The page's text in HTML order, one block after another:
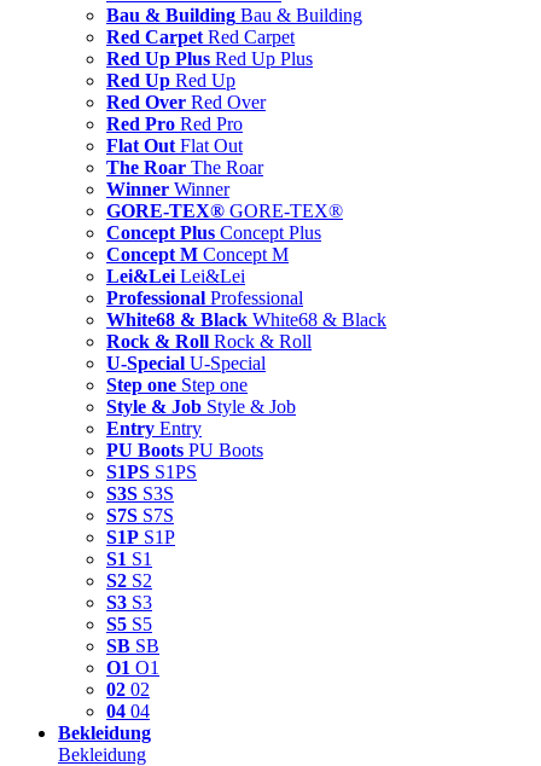
Bau & Building Bau & Building
Red Carpet Red Carpet
Red Up Plus Red Up Plus
Red Up Red Up
Red Over Red Over
Red Pro Red Pro
Flat Out Flat Out
The Roar The Roar
Winner Winner
GORE-TEX® GORE-TEX®
Concept Plus Concept Plus
Concept M Concept M
Lei&Lei Lei&Lei
Professional Professional
White68 & Black White68 & Black
Rock & Roll Rock & Roll
U-Special U-Special
Step one Step one
Style & Job Style & Job
Entry Entry
PU Boots PU Boots
S1PS S1PS
S3S S3S
S7S S7S
S1P S1P
S1 S1
S2 S2
S3 S3
S5 S5
SB SB
O1 O1
02 02
04 04
Bekleidung
Bekleidung